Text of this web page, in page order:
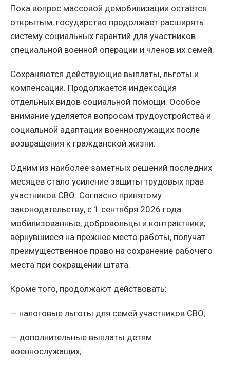
Пока вопрос массовой демобилизации остаётся
открытым, государство продолжает расширять
систему социальных гарантий для участников
специальной военной операции и членов их семей.
Сохраняются действующие выплаты, льготы и
компенсации. Продолжается индексация
отдельных видов социальной помощи. Особое
внимание уделяется вопросам трудоустройства и
социальной адаптации военнослужащих после
возвращения к гражданской жизни.
Одним из наиболее заметных решений последних
месяцев стало усиление защиты трудовых прав
участников СВО. Согласно принятому
законодательству, с 1 сентября 2026 года
мобилизованные, добровольцы и контрактники,
вернувшиеся на прежнее место работы, получат
преимущественное право на сохранение рабочего
места при сокращении штата.
Кроме того, продолжают действовать:
— налоговые льготы для семей участников СВО;
— дополнительные выплаты детям
военнослужащих;